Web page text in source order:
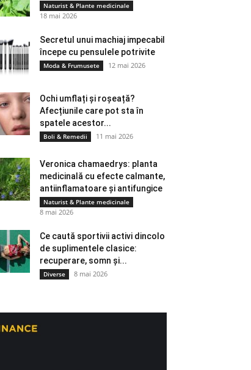
Naturist & Plante medicinale
18 mai 2026
Secretul unui machiaj impecabil
începe cu pensulele potrivite
Moda & Frumusete 12 mai 2026
Ochi umflați și roșeață?
Afecțiunile care pot sta în
spatele acestor...
Boli & Remedii 11 mai 2026
Veronica chamaedrys: planta
medicinală cu efecte calmante,
antiinflamatoare și antifungice
Naturist & Plante medicinale
8 mai 2026
Ce caută sportivii activi dincolo
de suplimentele clasice:
recuperare, somn și...
Diverse 8 mai 2026